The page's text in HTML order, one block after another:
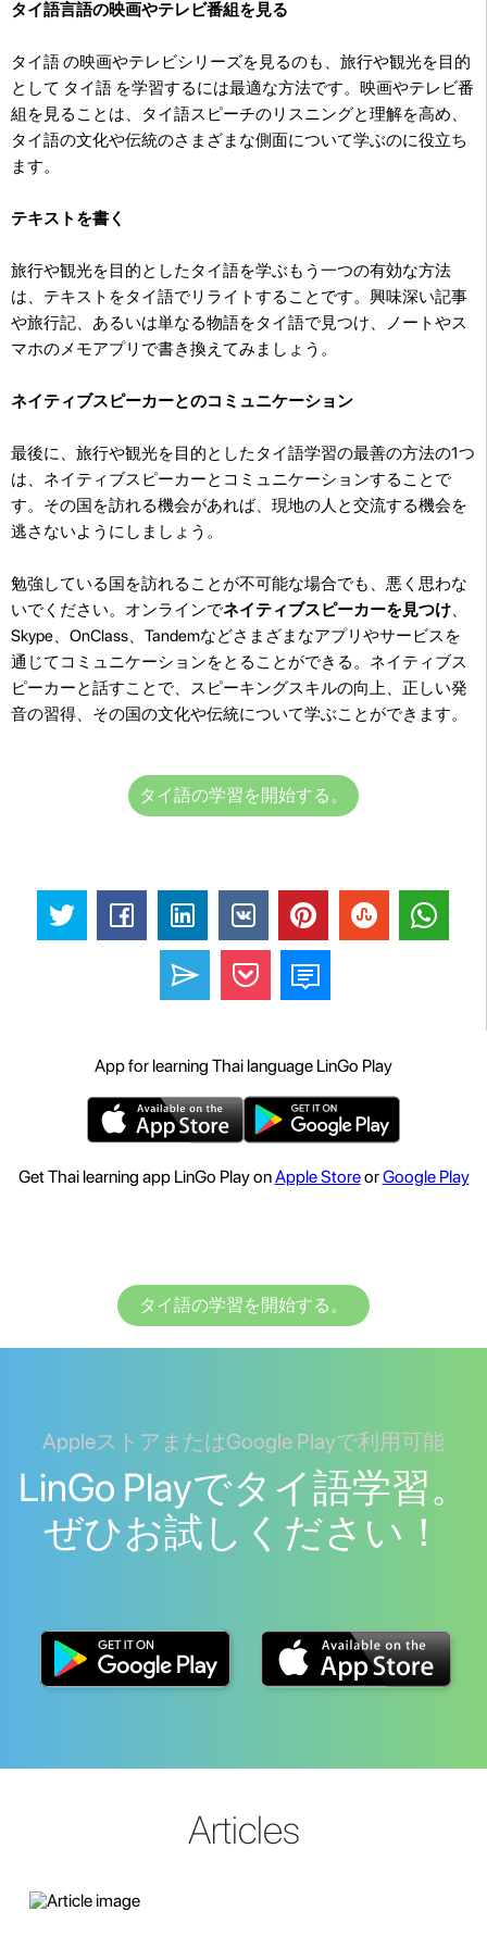
タイ語言語の映画やテレビ番組を見る
タイ語 の映画やテレビシリーズを見るのも、旅行や観光を目的
として タイ語 を学習するには最適な方法です。映画やテレビ番
組を見ることは、タイ語スピーチのリスニングと理解を高め、
タイ語の文化や伝統のさまざまな側面について学ぶのに役立ち
ます。
テキストを書く
旅行や観光を目的としたタイ語を学ぶもう一つの有効な方法
は、テキストをタイ語でリライトすることです。興味深い記事
や旅行記、あるいは単なる物語をタイ語で見つけ、ノートやス
マホのメモアプリで書き換えてみましょう。
ネイティブスピーカーとのコミュニケーション
最後に、旅行や観光を目的としたタイ語学習の最善の方法の1つ
は、ネイティブスピーカーとコミュニケーションすることで
す。その国を訪れる機会があれば、現地の人と交流する機会を
逃さないようにしましょう。
勉強している国を訪れることが不可能な場合でも、悪く思わな
いでください。オンラインでネイティブスピーカーを見つけ
Skype、OnClass、Tandemなどさまざまなアプリやサービスを
通じてコミュニケーションをとることができる。ネイティブス
ピーカーと話すことで、スピーキングスキルの向上、正しい発
音の習得、その国の文化や伝統について学ぶことができます。
タイ語の学習を開始する。
App for learning Thai language LinGo Play
Get Thai learning app LinGo Play onApple StoreorGoogle Play
タイ語の学習を開始する。
AppleストアまたはGoogle Playで利用可能
LinGo Playでタイ語学習。
ぜひお試しください！
Articles